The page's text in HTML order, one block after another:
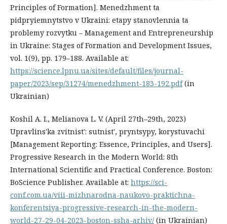
Principles of Formation]. Menedzhment ta
pidpryiemnytstvo v Ukraini: etapy stanovlennia ta
problemy rozvytku – Management and Entrepreneurship
in Ukraine: Stages of Formation and Development Issues,
vol. 1(9), pp. 179–188. Available at:
https://science.lpnu.ua/sites/default/files/journal-
paper/2023/sep/31274/menedzhment-183-192.pdf(in
Ukrainian)
Koshil A. I., Melianova L. V. (April 27th–29th, 2023)
Upravlins'ka zvitnist': sutnist', pryntsypy, korystuvachi
[Management Reporting: Essence, Principles, and Users].
Progressive Research in the Modern World: 8th
International Scientific and Practical Conference. Boston:
BoScience Publisher. Available at: https://sci-
conf.com.ua/viii-mizhnarodna-naukovo-praktichna-
konferentsiya-progressive-research-in-the-modern-
world-27-29-04-2023-boston-ssha-arhiv/ (in Ukrainian)